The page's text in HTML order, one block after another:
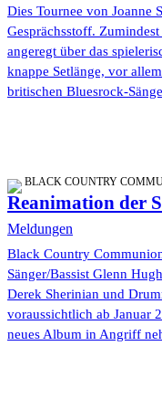
Dies Tournee von Joanne
Gesprächsstoff.
angeregt über das
knappe Setlänge, vor
britischen Bluesrock-
BLACK COUNTRY
Reanimation der
Meldungen
Black Country
Sänger/Bassist Glenn
Derek Sherinian und
voraussichtlich ab Januar
neues Album in Angriff